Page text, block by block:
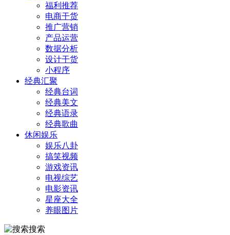
福利推荐
电商干货
推广营销
产品运营
数据分析
设计干货
小程序
经典汇聚
经典台词
经典美文
经典语录
经典歌曲
休闲娱乐
娱乐八卦
搞笑视频
游戏资讯
电视综艺
电影资讯
星座大全
养眼图片
搜索